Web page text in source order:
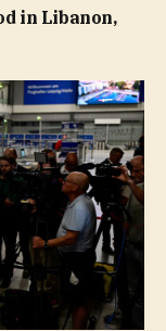
in Libanon,